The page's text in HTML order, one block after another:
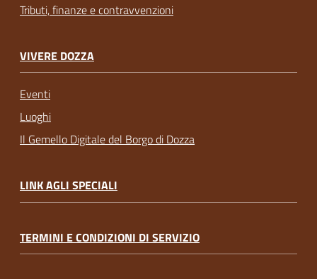
Tributi, finanze e contravvenzioni
VIVERE DOZZA
Eventi
Luoghi
Il Gemello Digitale del Borgo di Dozza
LINK AGLI SPECIALI
TERMINI E CONDIZIONI DI SERVIZIO